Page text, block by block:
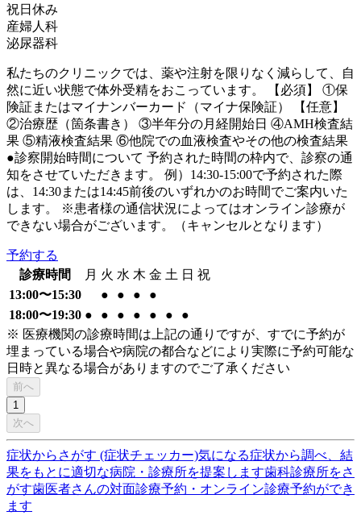
祝日 休み
産婦人科
泌尿器科
私たちのクリニックでは、薬や注射を限りなく減らして、自
然に近い状態で体外受精をおこっています。 【必須】 ①保
険証またはマイナンバーカード（マイナ保険証） 【任意】
②治療歴（箇条書き） ③半年分の月経開始日 ④AMH検査結
果 ⑤精液検査結果 ⑥他院での血液検査やその他の検査結果
●診察開始時間について 予約された時間の枠内で、診察の通
知をさせていただきます。 例）14:30-15:00で予約された際
は、14:30または14:45前後のいずれかのお時間でご案内いた
します。 ※患者様の通信状況によってはオンライン診療が
できない場合がございます。（キャンセルとなります）
予約する
診療時間
月 火 水 木 金 土 日 祝
13:00〜15:30
● ● ●
●
18:00〜19:30 ● ● ● ● ● ●
●
※ 医療機関の診療時間は上記の通りですが、すでに予約が
埋まっている場合や病院の都合などにより実際に予約可能な
日時と異なる場合がありますのでご了承ください
前へ
1
次へ
症状からさがす (症状チェッカー)気になる症状から調べ、結
果をもとに適切な病院・診療所を提案します歯科診療所をさ
がす歯医者さんの対面診療予約・オンライン診療予約ができ
ます